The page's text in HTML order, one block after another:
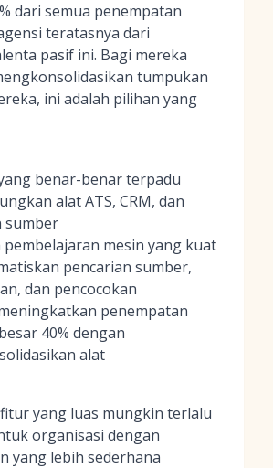
dari semua penempatan
teratasnya dari
pasif ini. Bagi mereka
tumpukan
ini adalah pilihan yang
benar-benar terpadu
alat ATS, CRM, dan
sumber
mesin yang kuat
pencarian sumber,
dan pencocokan
penempatan
40% dengan
alat
yang luas mungkin terlalu
organisasi dengan
yang lebih sederhana